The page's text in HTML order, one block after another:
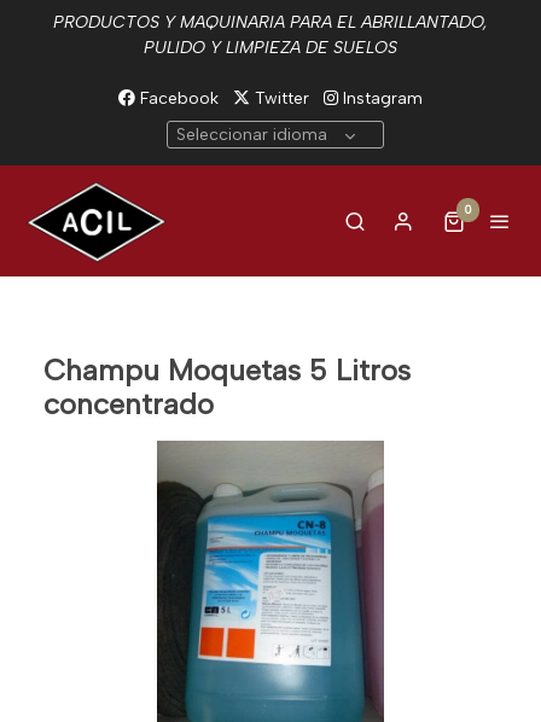
PRODUCTOS Y MAQUINARIA PARA EL ABRILLANTADO,
PULIDO Y LIMPIEZA DE SUELOS
Facebook Twitter
Instagram
Seleccionar idioma
0
Champu Moquetas 5 Litros
concentrado